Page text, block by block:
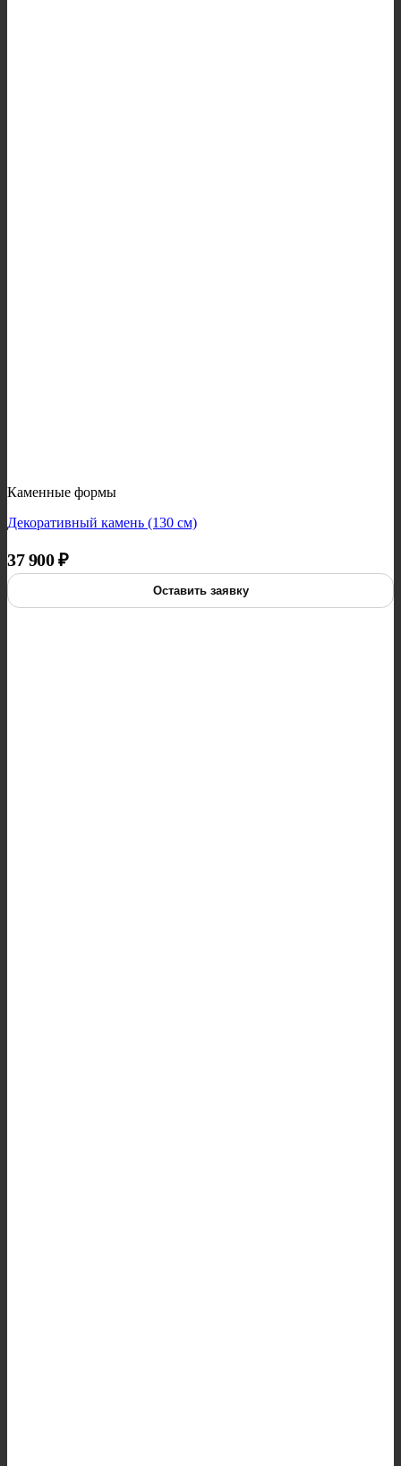
Каменные формы
Декоративный камень (130 см)
37 900₽
Оставить заявку